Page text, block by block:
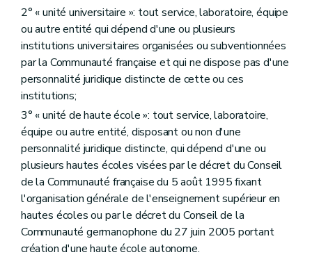
2° « unité universitaire »: tout service, laboratoire, équipe
ou autre entité qui dépend d'une ou plusieurs
institutions universitaires organisées ou subventionnées
par la Communauté française et qui ne dispose pas d'une
personnalité juridique distincte de cette ou ces
institutions;
3° « unité de haute école »: tout service, laboratoire,
équipe ou autre entité, disposant ou non d'une
personnalité juridique distincte, qui dépend d'une ou
plusieurs hautes écoles visées par le décret du Conseil
de la Communauté française du 5 août 1995 fixant
l'organisation générale de l'enseignement supérieur en
hautes écoles ou par le décret du Conseil de la
Communauté germanophone du 27 juin 2005 portant
création d'une haute école autonome.